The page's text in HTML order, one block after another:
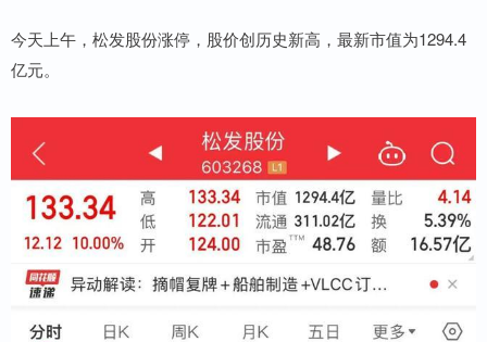
今天上午，松发股份涨停，股价创历史新高，最新市值为1294.4
亿元。